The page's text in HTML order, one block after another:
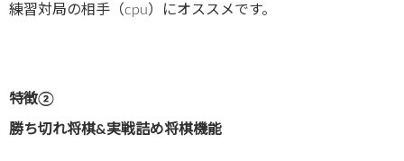
練習対局の相手（cpu）にオススメです。
特徴②
勝ち切れ将棋&実戦詰め将棋機能